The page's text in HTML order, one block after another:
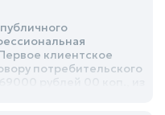
клиентское
потребительского
долгу 30000